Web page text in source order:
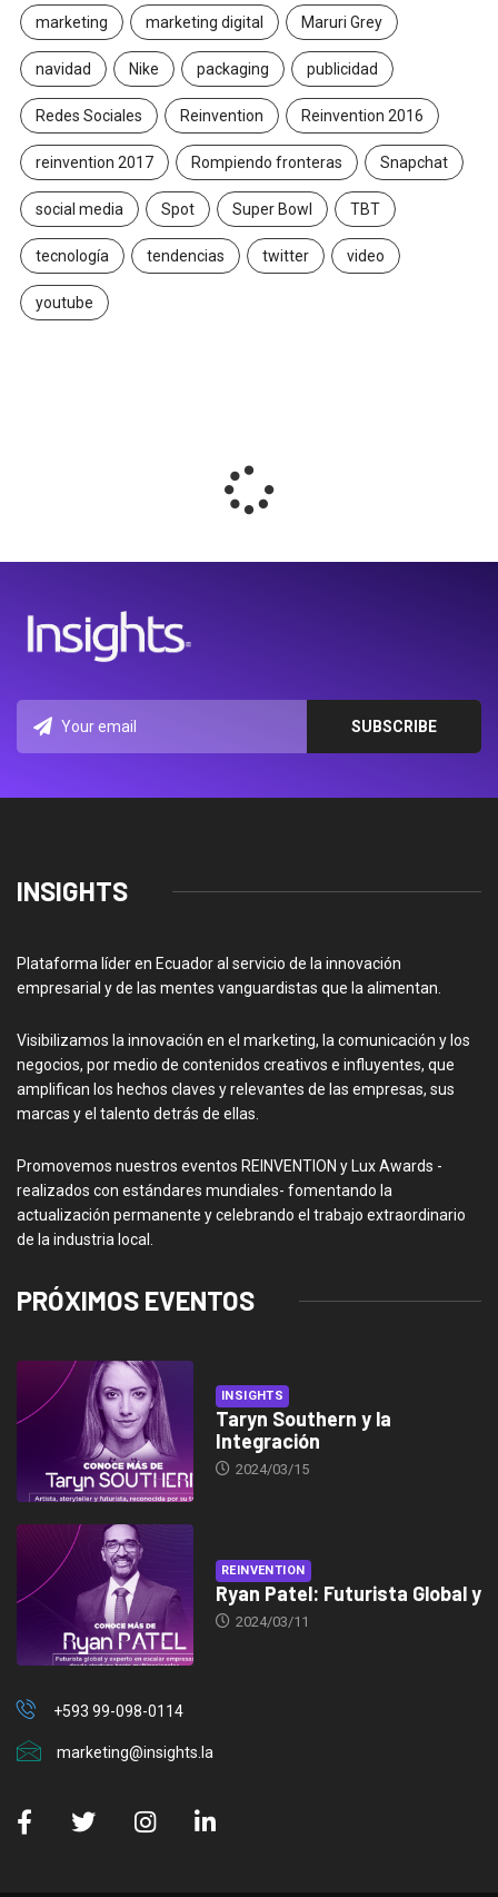
marketing marketing digital Maruri Grey
navidad Nike packaging publicidad
Redes Sociales Reinvention Reinvention 2016
reinvention 2017 Rompiendo fronteras Snapchat
social media Spot Super Bowl TBT
tecnología tendencias twitter video
youtube
INSIGHTS
Plataforma líder en Ecuador al servicio de la innovación
empresarial y de las mentes vanguardistas que la alimentan.
Visibilizamos la innovación en el marketing, la comunicación y los
negocios, por medio de contenidos creativos e influyentes, que
amplifican los hechos claves y relevantes de las empresas, sus
marcas y el talento detrás de ellas.
Promovemos nuestros eventos REINVENTION y Lux Awards -
realizados con estándares mundiales- fomentando la
actualización permanente y celebrando el trabajo extraordinario
de la industria local.
PRÓXIMOS EVENTOS
INSIGHTS
Taryn Southern y la
Integración
2024/03/15
REINVENTION
Ryan Patel: Futurista Global y
2024/03/11
+593 99-098-0114
marketing@insights.la